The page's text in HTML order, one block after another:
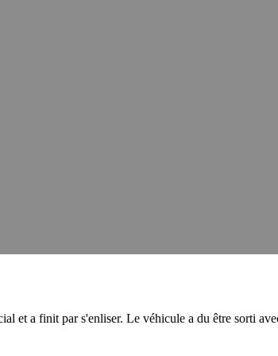
et a finit par s'enliser. Le véhicule a du être sorti